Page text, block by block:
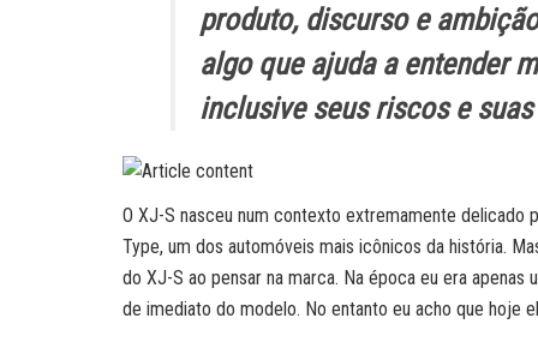
produto, discurso e
algo que ajuda a entender
inclusive seus riscos e
O XJ-S nasceu num contexto extremamente delicado
Type, um dos automóveis mais icônicos da história.
do XJ-S ao pensar na marca. Na época eu era
de imediato do modelo. No entanto eu acho que hoje